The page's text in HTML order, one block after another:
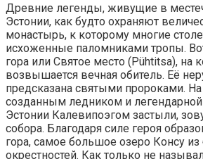
Древние легенды, живущие в
Эстонии, как будто охраняют
монастырь, к которому многие
исхоженные паломниками тропы.
гора или Святое место (Pühtitsa), на
возвышается вечная обитель. Её
предсказана святыми пророками.
созданным ледником и
Эстонии Калевипоэгом застыли,
собора. Благодаря силе героя
гора, самое большое озеро Консу
окрестностей. Как только не